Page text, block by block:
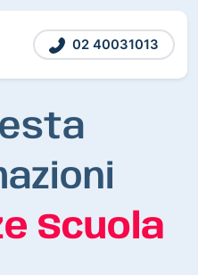
02 40031013
Scuola